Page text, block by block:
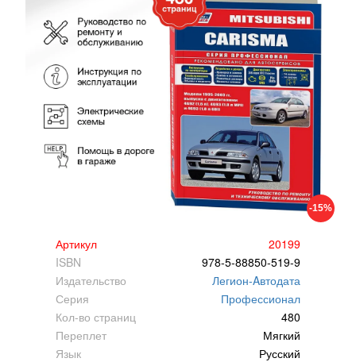
-15%
Артикул
20199
ISBN
978-5-88850-519-9
Издательство
Легион-Aвтодата
Серия
Профессионал
Кол-во страниц
480
Переплет
Мягкий
Язык
Русский